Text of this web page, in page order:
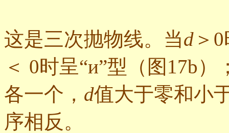
这是三次抛物线。当d ＞
＜ 0时呈“и”型（图17b
各一个， d值大于零和小
序相反。